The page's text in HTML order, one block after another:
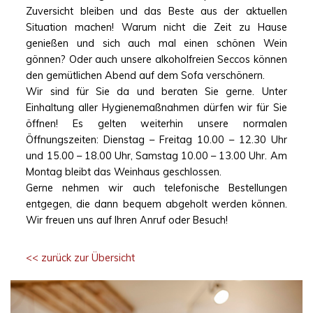
Zuversicht bleiben und das Beste aus der aktuellen
Situation machen! Warum nicht die Zeit zu Hause
genießen und sich auch mal einen schönen Wein
gönnen? Oder auch unsere alkoholfreien Seccos können
den gemütlichen Abend auf dem Sofa verschönern.
Wir sind für Sie da und beraten Sie gerne. Unter
Einhaltung aller Hygienemaßnahmen dürfen wir für Sie
öffnen! Es gelten weiterhin unsere normalen
Öffnungszeiten: Dienstag – Freitag 10.00 – 12.30 Uhr
und 15.00 – 18.00 Uhr, Samstag 10.00 – 13.00 Uhr. Am
Montag bleibt das Weinhaus geschlossen.
Gerne nehmen wir auch telefonische Bestellungen
entgegen, die dann bequem abgeholt werden können.
Wir freuen uns auf Ihren Anruf oder Besuch!
<< zurück zur Übersicht